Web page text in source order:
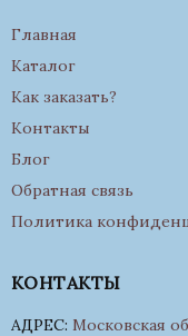
Главная
Каталог
Как заказать?
Контакты
Блог
Обратная связь
Политика
КОНТАКТЫ
АДРЕС: Московская